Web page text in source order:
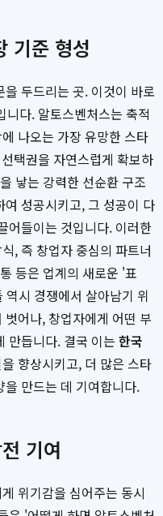
기준 형성
두드리는 곳. 이것이 바로
다. 알토스벤처스는 축적
나오는 가장 유망한 스타
택권을 자연스럽게 확보하
낳는 강력한 선순환 구조
성공시키고, 그 성공이 다
어들이는 것입니다. 이러한
, 즉 창업자 중심의 파트너
등은 업계의 새로운 '표
시 경쟁에서 살아남기 위
어나, 창업자에게 어떤 부
만듭니다. 결국 이는 한국
향상시키고, 더 많은 스타
만드는 데 기여합니다.
기여
위기감을 심어주는 동시